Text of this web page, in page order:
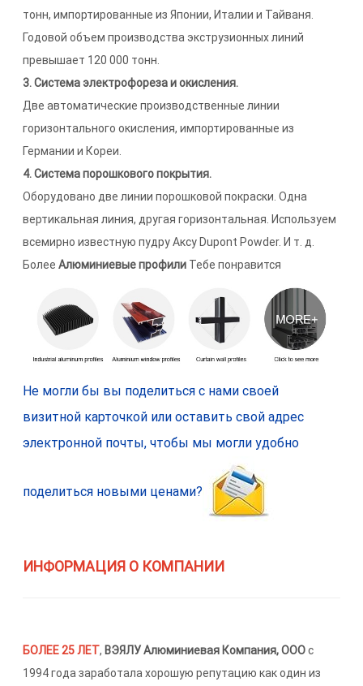
тонн, импортированные из Японии, Италии и Тайваня.
Годовой объем производства экструзионных линий
превышает 120 000 тонн.
3. Система электрофореза и окисления.
Две автоматические производственные линии
горизонтального окисления, импортированные из
Германии и Кореи.
4. Система порошкового покрытия.
Оборудовано две линии порошковой покраски. Одна
вертикальная линия, другая горизонтальная. Используем
всемирно известную пудру Аксу Dupont Powder. И т. д.
БолееАлюминиевые профили Тебе понравится
Не могли бы вы поделиться с нами своей
визитной карточкой или оставить свой адрес
электронной почты, чтобы мы могли удобно
поделиться новыми ценами?
ИНФОРМАЦИЯ О КОМПАНИИ
БОЛЕЕ 25 ЛЕТ, ВЭЯЛУ Алюминиевая Компания, ОООс
1994 года заработала хорошую репутацию как один из